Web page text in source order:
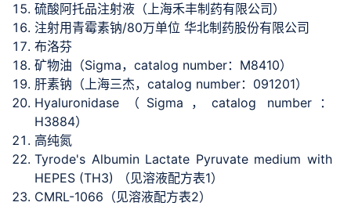
硫酸阿托品注射液（上海禾丰制药有限公司）
注射用青霉素钠/80万单位 华北制药股份有限公司
布洛芬
矿物油（Sigma，catalog number：M8410）
肝素钠（上海三杰，catalog number：091201）
Hyaluronidase（Sigma，catalog number：
H3884）
高纯氮
Tyrode's Albumin Lactate Pyruvate medium with
HEPES (TH3) （见溶液配方表1）
CMRL-1066（见溶液配方表2）